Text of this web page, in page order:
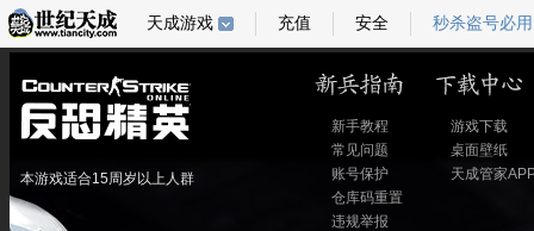
本游戏适合15周岁以上人群
新手教程
常见问题
账号保护
仓库码重置
违规举报
游戏下载
桌面壁纸
天成管家
天成游戏 充值 安全 秒杀盗号必用